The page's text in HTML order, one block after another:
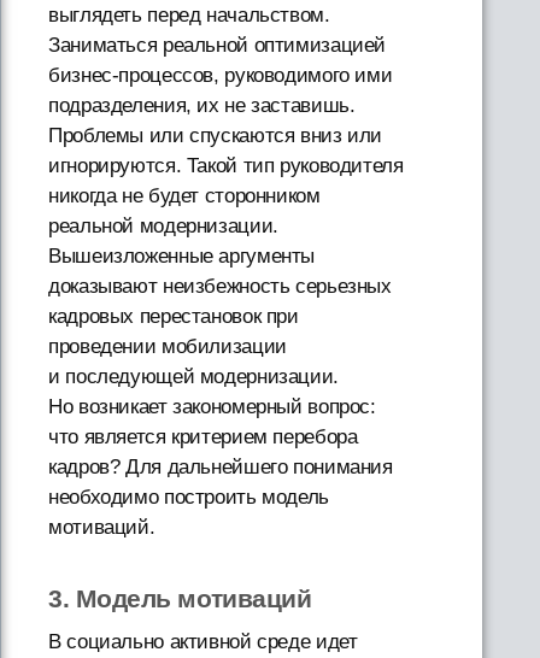
выглядеть перед начальством.
Заниматься реальной оптимизацией
бизнес-процессов, руководимого ими
подразделения, их не заставишь.
Проблемы или спускаются вниз или
игнорируются. Такой тип руководителя
никогда не будет сторонником
реальной модернизации.
Вышеизложенные аргументы
доказывают неизбежность серьезных
кадровых перестановок при
проведении мобилизации
и последующей модернизации.
Но возникает закономерный вопрос:
что является критерием перебора
кадров? Для дальнейшего понимания
необходимо построить модель
мотиваций.
3. Модель мотиваций
В социально активной среде идет